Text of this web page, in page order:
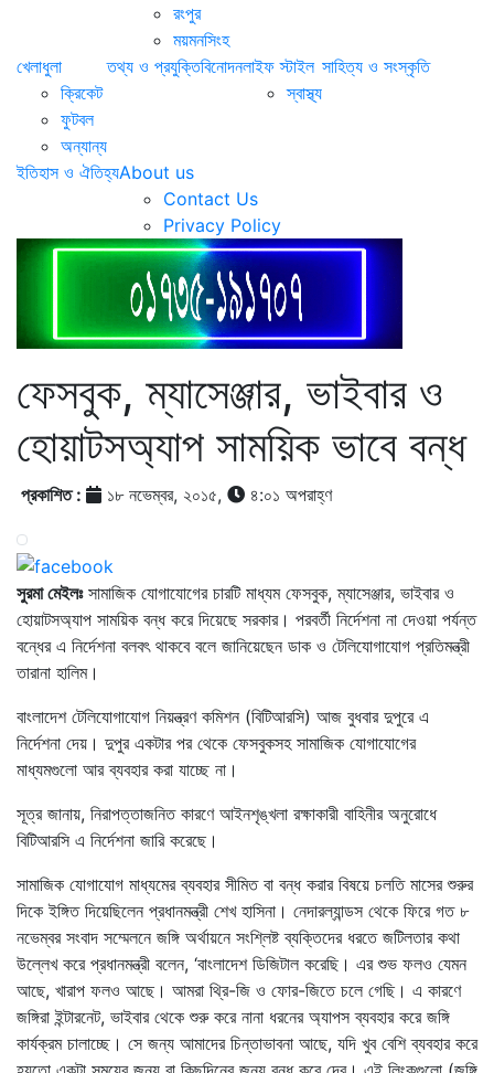
রংপুর
ময়মনসিংহ
খেলাধুলা
ক্রিকেট
ফুটবল
অন্যান্য
তথ্য ও প্রযুক্তিবিনোদনলাইফ স্টাইল
স্বাস্থ্য
সাহিত্য ও সংস্কৃতি
ইতিহাস ও ঐতিহ্যAbout us
Contact Us
Privacy Policy
ফেসবুক, ম্যাসেঞ্জার, ভাইবার ও
হোয়াটসঅ্যাপ সাময়িক ভাবে বন্ধ
প্রকাশিত : ১৮ নভেম্বর, ২০১৫, ৪:০১ অপরাহ্ণ
সুরমা মেইলঃসামাজিক যোগাযোগের চারটি মাধ্যম ফেসবুক, ম্যাসেঞ্জার, ভাইবার ও
হোয়াটসঅ্যাপ সাময়িক বন্ধ করে দিয়েছে সরকার। পরবর্তী নির্দেশনা না দেওয়া পর্যন্ত
বন্ধের এ নির্দেশনা বলবৎ থাকবে বলে জানিয়েছেন ডাক ও টেলিযোগাযোগ প্রতিমন্ত্রী
তারানা হালিম।
বাংলাদেশ টেলিযোগাযোগ নিয়ন্ত্রণ কমিশন (বিটিআরসি) আজ বুধবার দুপুরে এ
নির্দেশনা দেয়। দুপুর একটার পর থেকে ফেসবুকসহ সামাজিক যোগাযোগের
মাধ্যমগুলো আর ব্যবহার করা যাচ্ছে না।
সূত্র জানায়, নিরাপত্তাজনিত কারণে আইনশৃঙ্খলা রক্ষাকারী বাহিনীর অনুরোধে
বিটিআরসি এ নির্দেশনা জারি করেছে।
সামাজিক যোগাযোগ মাধ্যমের ব্যবহার সীমিত বা বন্ধ করার বিষয়ে চলতি মাসের শুরুর
দিকে ইঙ্গিত দিয়েছিলেন প্রধানমন্ত্রী শেখ হাসিনা। নেদারল্যান্ডস থেকে ফিরে গত ৮
নভেম্বর সংবাদ সম্মেলনে জঙ্গি অর্থায়নে সংশ্লিষ্ট ব্যক্তিদের ধরতে জটিলতার কথা
উল্লেখ করে প্রধানমন্ত্রী বলেন, ‘বাংলাদেশ ডিজিটাল করেছি। এর শুভ ফলও যেমন
আছে, খারাপ ফলও আছে। আমরা থ্রি-জি ও ফোর-জিতে চলে গেছি। এ কারণে
জঙ্গিরা ইন্টারনেট, ভাইবার থেকে শুরু করে নানা ধরনের অ্যাপস ব্যবহার করে জঙ্গি
কার্যক্রম চালাচ্ছে। সে জন্য আমাদের চিন্তাভাবনা আছে, যদি খুব বেশি ব্যবহার করে